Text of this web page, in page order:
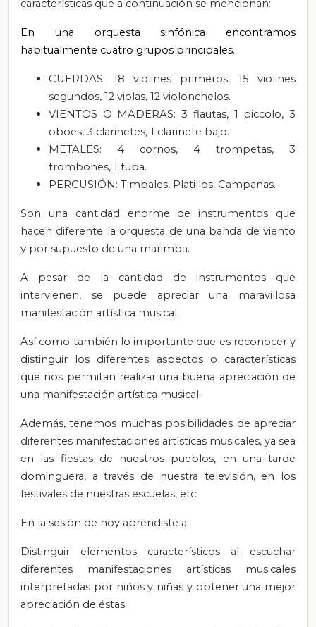
características que a continuación se mencionan:
En una orquesta sinfónica encontramos
habitualmente cuatro grupos principales.
CUERDAS: 18 violines primeros, 15 violines
segundos, 12 violas, 12 violonchelos.
VIENTOS O MADERAS: 3 flautas, 1 piccolo, 3
oboes, 3 clarinetes, 1 clarinete bajo.
METALES: 4 cornos, 4 trompetas, 3
trombones, 1 tuba.
PERCUSIÓN: Timbales, Platillos, Campanas.
Son una cantidad enorme de instrumentos que
hacen diferente la orquesta de una banda de viento
y por supuesto de una marimba.
A pesar de la cantidad de instrumentos que
intervienen, se puede apreciar una maravillosa
manifestación artística musical.
Así como también lo importante que es reconocer y
distinguir los diferentes aspectos o características
que nos permitan realizar una buena apreciación de
una manifestación artística musical.
Además, tenemos muchas posibilidades de apreciar
diferentes manifestaciones artísticas musicales, ya sea
en las fiestas de nuestros pueblos, en una tarde
dominguera, a través de nuestra televisión, en los
festivales de nuestras escuelas, etc.
En la sesión de hoy aprendiste a:
Distinguir elementos característicos al escuchar
diferentes manifestaciones artísticas musicales
interpretadas por niños y niñas y obtener una mejor
apreciación de éstas.